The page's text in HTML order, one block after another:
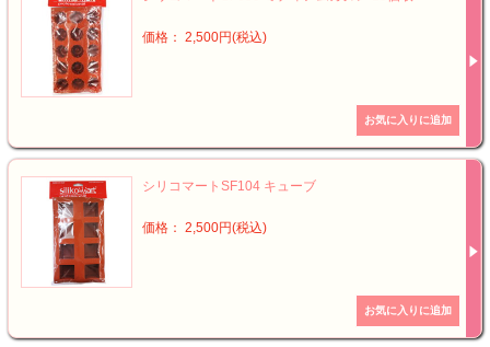
価格： 2,500円(税込)
シリコマートSF104 キューブ
価格： 2,500円(税込)